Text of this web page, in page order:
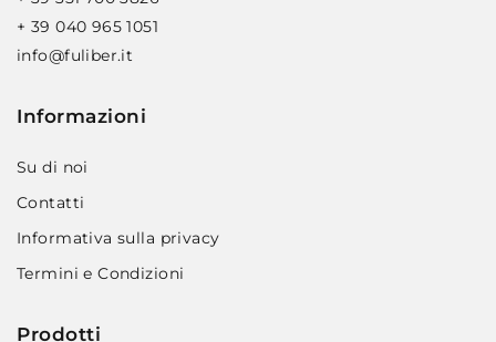
+ 39 040 965 1051
info@fuliber.it
Informazioni
Su di noi
Contatti
Informativa sulla privacy
Termini e Condizioni
Prodotti